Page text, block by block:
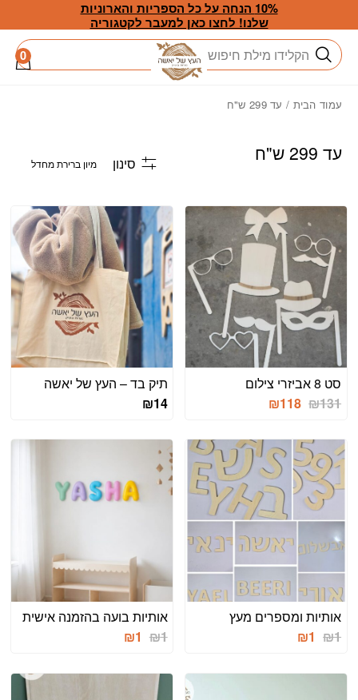
Skip to Content
10% הנחה על כל הספריות והארוניות
שלנו! לחצו כאן למעבר לקטגוריה
חיפוש 0
עמוד הבית / עד 299 ש"ח
עד 299 ש"ח סינון
סט 8 אביזרי צילום
₪131
₪118
תיק בד – העץ של יאשה
₪14
אותיות ומספרים מעץ
₪1
₪1
אותיות בועה בהזמנה אישית
₪1
₪1